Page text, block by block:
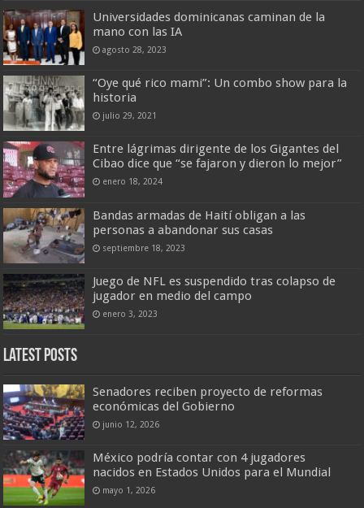
Universidades dominicanas caminan de la
mano con las IA
agosto 28, 2023
“Oye qué rico mami”: Un combo show para la
historia
julio 29, 2021
Entre lágrimas dirigente de los Gigantes del
Cibao dice que “se fajaron y dieron lo mejor”
enero 18, 2024
Bandas armadas de Haití obligan a las
personas a abandonar sus casas
septiembre 18, 2023
Juego de NFL es suspendido tras colapso de
jugador en medio del campo
enero 3, 2023
Latest Posts
Senadores reciben proyecto de reformas
económicas del Gobierno
junio 12, 2026
México podría contar con 4 jugadores
nacidos en Estados Unidos para el Mundial
mayo 1, 2026